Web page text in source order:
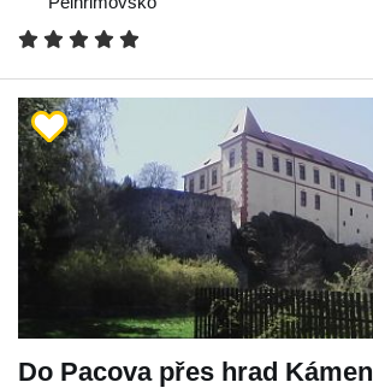
Do Pacova přes hrad Kámen